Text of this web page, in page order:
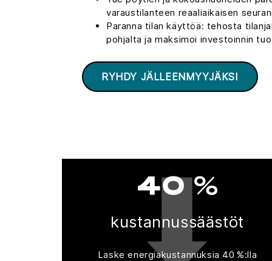
varaustilanteen reaaliaikaisen
Paranna tilan käyttöä: tehosta
pohjalta ja maksimoi investoinnin
RYHDY JÄLLEENMYYJÄKSI
40 %
kustannussäästöt
Laske energiakustannuksia 40 %:lla